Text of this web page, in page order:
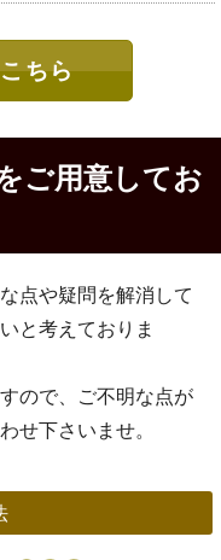
ちら
ご用意してお
点や疑問を解消して
と考えておりま
ので、ご不明な点が
せ下さいませ。